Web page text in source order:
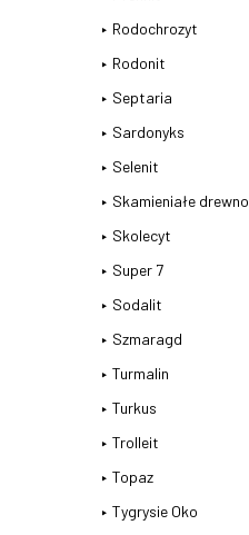
Rodochrozyt
Rodonit
Septaria
Sardonyks
Selenit
Skamieniałe drewno
Skolecyt
Super 7
Sodalit
Szmaragd
Turmalin
Turkus
Trolleit
Topaz
Tygrysie Oko